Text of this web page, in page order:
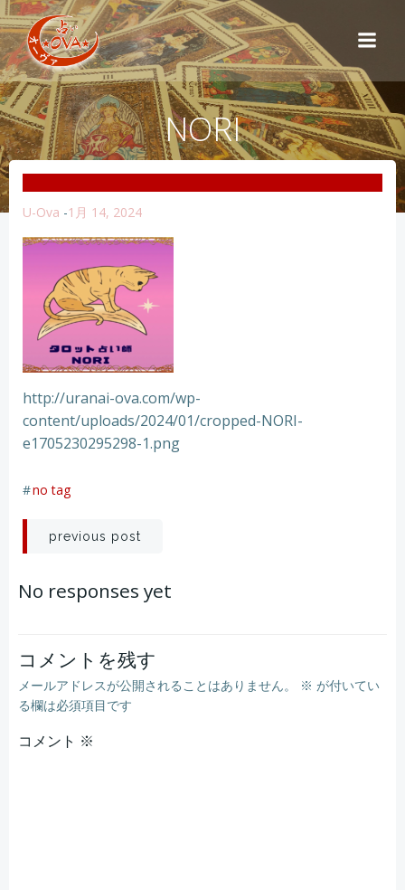
コ
ン
テ
ン
ツ
へ
ス
キ
NORI
U-Ova -1月 14, 2024
http://uranai-ova.com/wp-
content/uploads/2024/01/cropped-NORI-
e1705230295298-1.png
#no tag
投
稿
ビ
ゲ
ー
previous post
No responses yet
コメントを残す
メールアドレスが公開されることはありません。 ※ が付いてい
る欄は必須項目です
コメント ※